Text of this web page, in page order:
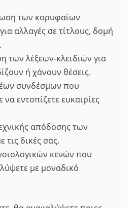
των κορυφαίων
αλλαγές σε τίτλους, δομή
των λέξεων-κλειδιών για
ή χάνουν θέσεις.
συνδέσμων που
εντοπίζετε ευκαιρίες
απόδοσης των
τις δικές σας.
κενών που
με μοναδικό